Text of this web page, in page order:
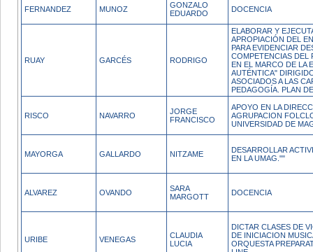
FERNANDEZ MUNOZ
GONZALO
EDUARDO
DOCENCIA
RUAY GARCÉS RODRIGO
ELABORAR Y
APROPIACIÓN DEL
PARA EVIDENCIAR
COMPETENCIAS DEL
EN EL MARCO DE LA
AUTÉNTICA"
ASOCIADOS A LAS
PEDAGOGÍA. PLAN
RISCO NAVARRO
JORGE
FRANCISCO
APOYO EN LA
AGRUPACION
UNIVERSIDAD DE
MAYORGA GALLARDO NITZAME
DESARROLLAR
EN LA UMAG.""
ALVAREZ OVANDO
SARA
MARGOTT
DOCENCIA
URIBE VENEGAS
CLAUDIA
LUCIA
DICTAR CLASES DE
DE INICIACION
ORQUESTA